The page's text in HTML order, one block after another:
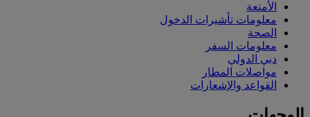
الأمتعة
معلومات تأشيرات الدخول
الصحة
معلومات السفر
دبي الدولي
مواصلات المطار
القواعد والإشعارات